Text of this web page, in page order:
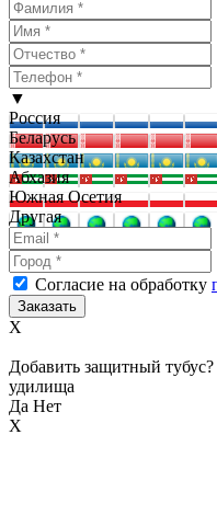
▼
Россия
Беларусь
Казахстан
Абхазия
Южная Осетия
Другая
Согласие на обработку
X
Добавить защитный
удилища
Да Нет
X